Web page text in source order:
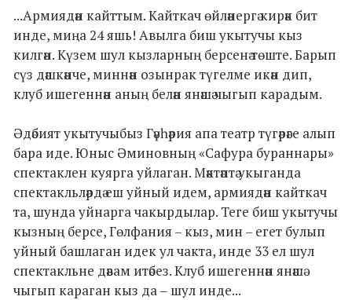
...Армиядән кайттым. Кайткач өйләнергә кирәк бит
инде, миңа 24 яшь! Авылга биш укытучы кыз
килгән. Күзем шул кызларның берсенә төште. Барып
сүз дәшкәнче, миннән озынрак түгелме икән дип,
клуб ишегеннән аның белән янәшә чыгып карадым.
Әдәбият укытучыбыз Гәүһәрия апа театр түгәрәге алып
бара иде. Юныс Әминовның «Сафура бураннары»
спектаклен куярга уйлаган. Мәктәптә укыганда
спектакльләрдә еш уйный идем, армиядән кайткач
та, шунда уйнарга чакырдылар. Теге биш укытучы
кызның берсе, Гөлфания – кыз, мин – егет булып
уйный башлаган идек ул чакта, инде 33 ел шул
спектакльне дәвам итәбез. Клуб ишегеннән янәшә
чыгып караган кыз да ‒ шул инде...